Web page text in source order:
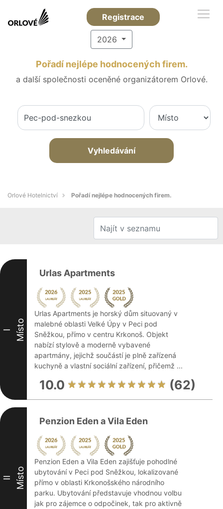
Registrace
2026
Pořadí nejlépe hodnocených firem.
a další společnosti oceněné organizátorem Orlové.
Vyhledávání
Orlové Hotelnictví Pořadí nejlépe hodnocených firem.
I Místo
Urlas Apartments
Urlas Apartments je horský dům situovaný v
malebné oblasti Velké Úpy v Peci pod
Sněžkou, přímo v centru Krkonoš. Objekt
nabízí stylově a moderně vybavené
apartmány, jejichž součástí je plně zařízená
kuchyně a vlastní sociální zařízení, přičemž ...
10.0 (62)
II Místo
Penzion Eden a Vila Eden
Penzion Eden a Vila Eden zajišťuje pohodlné
ubytování v Peci pod Sněžkou, lokalizované
přímo v oblasti Krkonošského národního
parku. Ubytování představuje vhodnou volbu
jak pro zájemce o odpočinek, tak pro aktivně